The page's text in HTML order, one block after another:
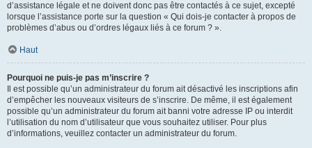
d’assistance légale et ne doivent donc pas être contactés à ce sujet, excepté
lorsque l’assistance porte sur la question « Qui dois-je contacter à propos de
problèmes d’abus ou d’ordres légaux liés à ce forum ? ».
Haut
Pourquoi ne puis-je pas m’inscrire ?
Il est possible qu’un administrateur du forum ait désactivé les inscriptions afin
d’empêcher les nouveaux visiteurs de s’inscrire. De même, il est également
possible qu’un administrateur du forum ait banni votre adresse IP ou interdit
l’utilisation du nom d’utilisateur que vous souhaitez utiliser. Pour plus
d’informations, veuillez contacter un administrateur du forum.